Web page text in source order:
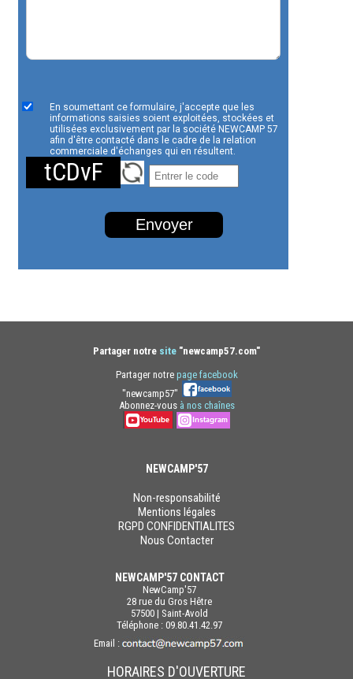
En soumettant ce formulaire, j'accepte que les
informations saisies soient exploitées, stockées et
utilisées exclusivement par la société NEWCAMP 57
afin d'être contacté dans le cadre de la relation
commerciale d'échanges qui en résultent.
tCDvF
Envoyer
Partager notre site "newcamp57.com"
Partager notre page facebook
"newcamp57"
Abonnez-vous à nos chaînes
NEWCAMP'57
Non-responsabilité
Mentions légales
RGPD CONFIDENTIALITES
Nous Contacter
NEWCAMP'57 CONTACT
NewCamp'57
28 rue du Gros Hêtre
57500 | Saint-Avold
Téléphone : 09.80.41.42.97
Email :
HORAIRES D'OUVERTURE